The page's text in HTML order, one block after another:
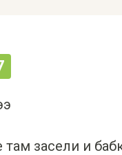
засели и